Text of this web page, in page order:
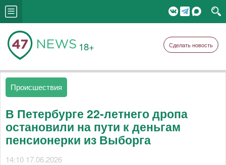
18+ Сделать новость
Происшествия
В Петербурге 22‑летнего дропа
остановили на пути к деньгам
пенсионерки из Выборга
14:10 17.06.2026